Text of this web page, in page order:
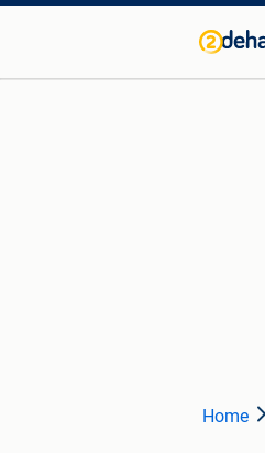
Home